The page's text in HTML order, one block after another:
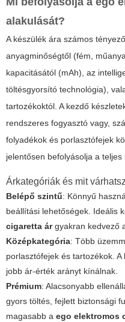
alakulását?
A készülék ára számos
anyagminőségtől (fém,
kapacitásától (mAh), az
töltésgyorsító technológia),
tartozékoktól. A kezdő
rendszeres fogyasztó vagy,
folyadékok és porlasztófejek
jelentősen befolyásolja a teljes
Árkategóriák és mit
Belépő szintű: Könnyű
beállítási lehetőségek. Ideális
cigaretta árgyakran kedvező
Középkategória: Több
porlasztófejek és tartozékok.
jobb ár-érték arányt kínálnak.
Prémium: Alacsonyabb
gyors töltés, fejlett biztonsági
magasabb a ego elektromos